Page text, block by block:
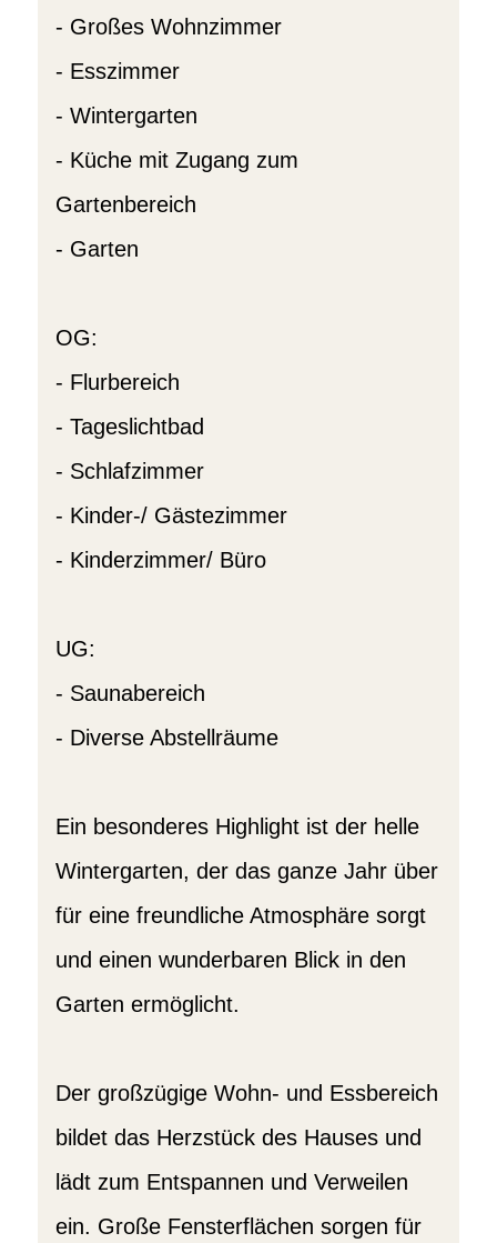
- Großes Wohnzimmer
- Esszimmer
- Wintergarten
- Küche mit Zugang zum
Gartenbereich
- Garten
OG:
- Flurbereich
- Tageslichtbad
- Schlafzimmer
- Kinder-/ Gästezimmer
- Kinderzimmer/ Büro
UG:
- Saunabereich
- Diverse Abstellräume
Ein besonderes Highlight ist der helle
Wintergarten, der das ganze Jahr über
für eine freundliche Atmosphäre sorgt
und einen wunderbaren Blick in den
Garten ermöglicht.
Der großzügige Wohn- und Essbereich
bildet das Herzstück des Hauses und
lädt zum Entspannen und Verweilen
ein. Große Fensterflächen sorgen für